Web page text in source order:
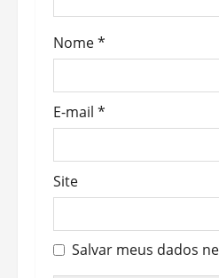
o
n
Nome*
E-mail *
Site
Salvar meus dados